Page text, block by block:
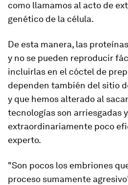
como llamamos al acto de
genético de la célula.
De esta manera, las
y no se pueden reproducir
incluirlas en el cóctel de
dependen también del sitio
y que hemos alterado al
tecnologías son arriesgadas
extraordinariamente poco
experto.
"Son pocos los embriones
proceso sumamente